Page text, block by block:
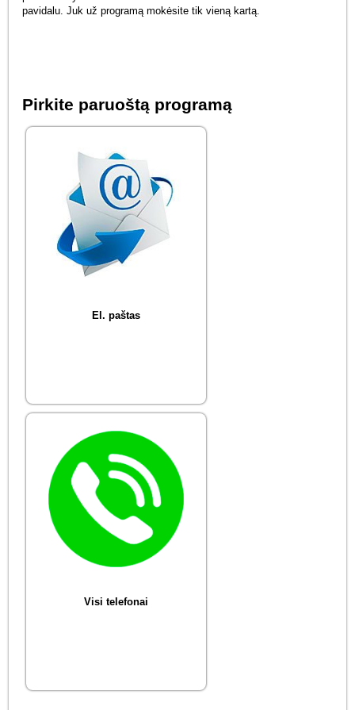
pavidalu. Juk už programą mokėsite tik vieną kartą.
Pirkite paruoštą programą
El. paštas
Visi telefonai